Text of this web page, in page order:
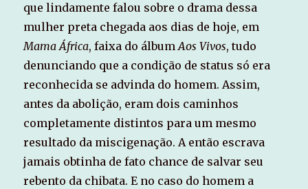
que lindamente falou sobre o drama dessa
mulher preta chegada aos dias de hoje, em
Mama África, faixa do álbumAos Vivos, tudo
denunciando que a condição de status só era
reconhecida se advinda do homem. Assim,
antes da abolição, eram dois caminhos
completamente distintos para um mesmo
resultado da miscigenação. A então escrava
jamais obtinha de fato chance de salvar seu
rebento da chibata. E no caso do homem a